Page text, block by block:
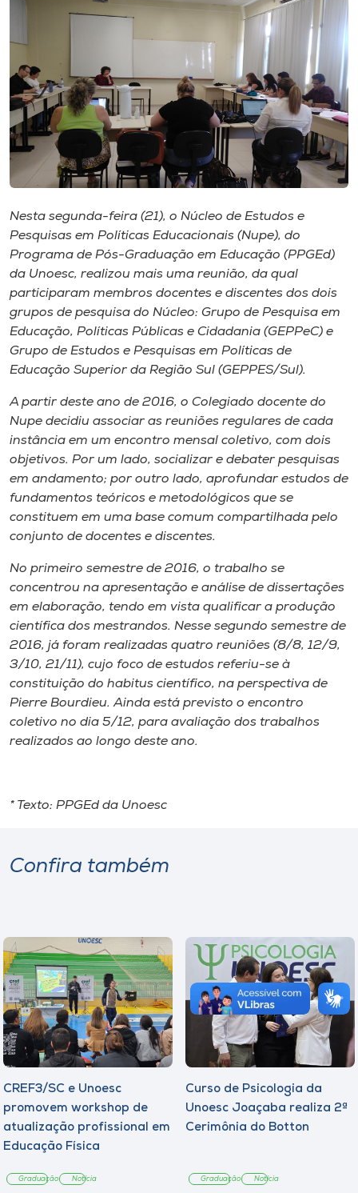
Rádio
Museu
Unoesc
Selecione
A+
A-
Nesta segunda-feira (21), o Núcleo de Estudos e
Pesquisas em Políticas Educacionais (Nupe), do
Programa de Pós-Graduação em Educação (PPGEd)
da Unoesc, realizou mais uma reunião, da qual
participaram membros docentes e discentes dos dois
grupos de pesquisa do Núcleo: Grupo de Pesquisa em
Educação, Políticas Públicas e Cidadania (GEPPeC) e
Grupo de Estudos e Pesquisas em Políticas de
Educação Superior da Região Sul (GEPPES/Sul).
A partir deste ano de 2016, o Colegiado docente do
Nupe decidiu associar as reuniões regulares de cada
instância em um encontro mensal coletivo, com dois
objetivos. Por um lado, socializar e debater pesquisas
em andamento; por outro lado, aprofundar estudos de
fundamentos teóricos e metodológicos que se
constituem em uma base comum compartilhada pelo
conjunto de docentes e discentes.
No primeiro semestre de 2016, o trabalho se
concentrou na apresentação e análise de dissertações
em elaboração, tendo em vista qualificar a produção
científica dos mestrandos. Nesse segundo semestre de
2016, já foram realizadas quatro reuniões (8/8, 12/9,
3/10, 21/11), cujo foco de estudos referiu-se à
constituição do habitus científico, na perspectiva de
Pierre Bourdieu. Ainda está previsto o encontro
coletivo no dia 5/12, para avaliação dos trabalhos
realizados ao longo deste ano.
* Texto: PPGEd da Unoesc
Confira também
CREF3/SC e Unoesc
promovem workshop de
atualização profissional em
Educação Física
Graduação Notícia
Curso de Psicologia da
Unoesc Joaçaba realiza 2ª
Cerimônia do Botton
Graduação Notícia